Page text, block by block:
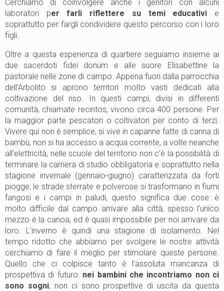
Cerchiamo di coinvolgere anche i genitori con alcuni
laboratori per farli riflettere su temi educativi e
soprattutto per fargli condividere questo percorso con i loro
figli.
Oltre a questa esperienza di quartiere seguiamo insieme ai
due sacerdoti fidei donum e alle suore Elisabettine la
pastorale nelle zone di campo. Appena fuori dalla parrocchia
dell’Arbolito si aprono territori molto vasti dedicati alla
coltivazione del riso. In questi campi, divisi in differenti
comunità, chiamate recintos, vivono circa 400 persone. Per
la maggior parte pescatori o coltivatori per conto di terzi.
Vivere qui non è semplice, si vive in capanne fatte di canna di
bambù, non si ha accesso a acqua corrente, a volte neanche
all’elettricità, nelle scuole del territorio non c’è la possibilità di
terminare la carriera di studio obbligatoria e soprattutto nella
stagione invernale (gennaio-giugno) caratterizzata da forti
piogge, le strade sterrate e polverose si trasformano in fiumi
fangosi e i campi in paludi, questo significa due cose: è
molto difficile dal campo arrivare alla città, spesso l’unico
mezzo è la canoa, ed è quasi impossibile per noi arrivare da
loro. L’inverno è quindi una stagione di isolamento. Nel
tempo ridotto che abbiamo per svolgere le nostre attività
cerchiamo di fare il meglio per stimolare queste persone.
Quello che ci colpisce tanto è l’assoluta mancanza di
prospettiva di futuro: nei bambini che incontriamo non ci
sono sogni, non ci sono prospettive di uscita da questa